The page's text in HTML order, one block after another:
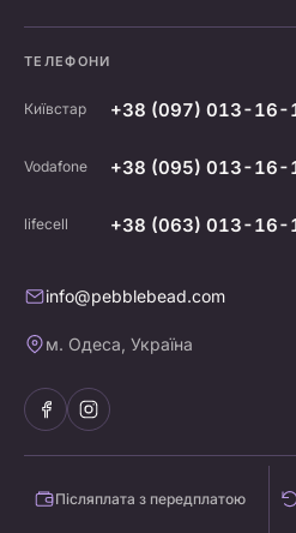
ТЕЛЕФОНИ
Київстар +38 (097) 013-16-
Vodafone +38 (095) 013-16-
lifecell +38 (063) 013-16-
info@pebblebead.com
м. Одеса, Україна
Післяплата з передплатою